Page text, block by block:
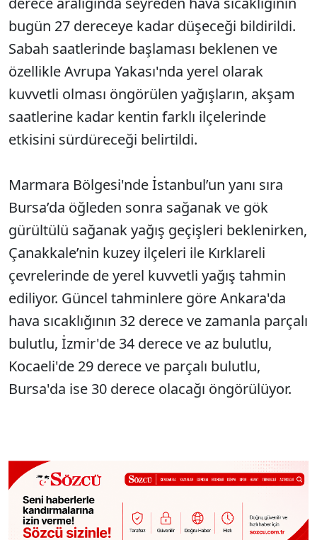
bugün 27 dereceye kadar düşeceği bildirildi.
Sabah saatlerinde başlaması beklenen ve
özellikle Avrupa Yakası'nda yerel olarak
kuvvetli olması öngörülen yağışların, akşam
saatlerine kadar kentin farklı ilçelerinde
etkisini sürdüreceği belirtildi.
Marmara Bölgesi'nde İstanbul’un yanı sıra
Bursa’da öğleden sonra sağanak ve gök
gürültülü sağanak yağış geçişleri beklenirken,
Çanakkale’nin kuzey ilçeleri ile Kırklareli
çevrelerinde de yerel kuvvetli yağış tahmin
ediliyor. Güncel tahminlere göre Ankara'da
hava sıcaklığının 32 derece ve zamanla parçalı
bulutlu, İzmir'de 34 derece ve az bulutlu,
Kocaeli'de 29 derece ve parçalı bulutlu,
Bursa'da ise 30 derece olacağı öngörülüyor.